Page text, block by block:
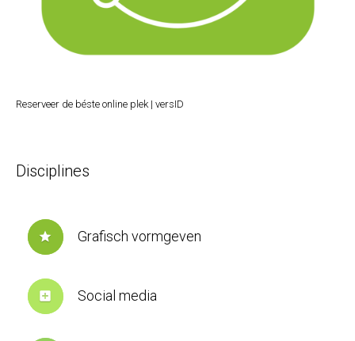
Reserveer de béste online plek | versID
Disciplines
star Grafisch vormgeven
add_box Social media